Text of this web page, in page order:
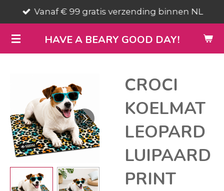
direct
naar
de
HAVE A BEARY GOOD DAY!
Vanaf € 99 gratis verzending binnen NL
CROCI
KOELMAT
LEOPARD
LUIPAARD
PRINT